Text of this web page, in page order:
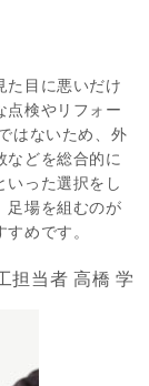
た目に悪いだけ
点検やリフォー
はないため、外
などを総合的に
いった選択をし
足場を組むのが
めです。
担当者 高橋 学